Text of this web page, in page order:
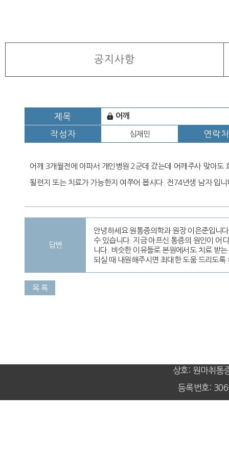
공지사항
제목 어깨
작성자 심재민 연락처
어깨 3개월전에 아파서 개인병원 2군데 갔는데 어깨주사 맞아
될련지 또는 치료가 가능한지 여쭈어 봅시다. 전74년생 남자 입니
답변
안녕하세요 원통증의학과 원장 이은준입니
수 있습니다. 지금 아프신 통증의 원인이 어
니다. 비슷한 이유들로 본원에서도 치료 받
되실 때 내원해주시면 최대한 도움 드리도록
목 록
상호: 원마취통
등록번호: